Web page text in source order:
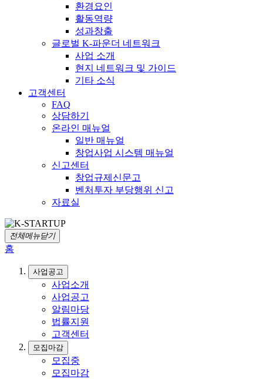
환경요인
활동역량
성과창출
글로벌 K-파운더 네트워크
사업 소개
현지 네트워크 및 가이드
기타 소식
고객센터
FAQ
상담하기
온라인 매뉴얼
일반 매뉴얼
창업사업 시스템 매뉴얼
신고센터
창업규제신문고
벤처투자 부당행위 신고
자료실
전체메뉴닫기
홈
사업공고
사업소개
사업공고
알림마당
법률지원
고객센터
모집마감
모집중
모집마감